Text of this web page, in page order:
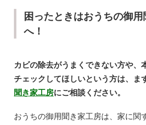
困ったときはおうちの御
へ！
カビの除去がうまくできない方や、
チェックしてほしいという方は、ま
聞き家工房にご相談ください。
おうちの御用聞き家工房は、家に関